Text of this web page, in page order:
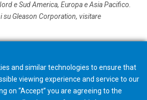
e Sud America, Europa e Asia Pacifico.
Gleason Corporation, visitare
Global Marketing
and similar technologies to ensure that
viewing experience and service to our
on “Accept” you are agreeing to the